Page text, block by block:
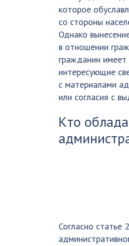
которое
со стороны
Однако
в отношении
гражданин имеет
интересующие
с материалами
или согласия с
Кто
Согласно